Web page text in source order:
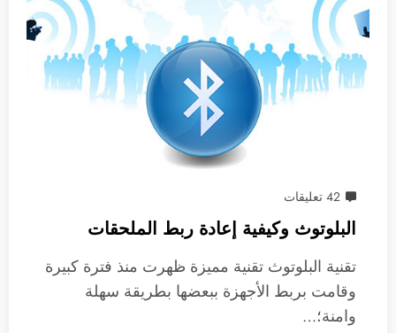
42 تعليقات
البلوتوث وكيفية إعادة ربط الملحقات
تقنية البلوتوث تقنية مميزة ظهرت منذ فترة كبيرة
وقامت بربط الأجهزة ببعضها بطريقة سهلة
وامنة؛…